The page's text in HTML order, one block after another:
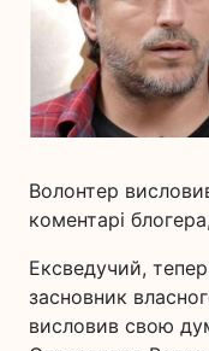
Волонтер
коментарі
Ексведучий,
засновник
висловив свою